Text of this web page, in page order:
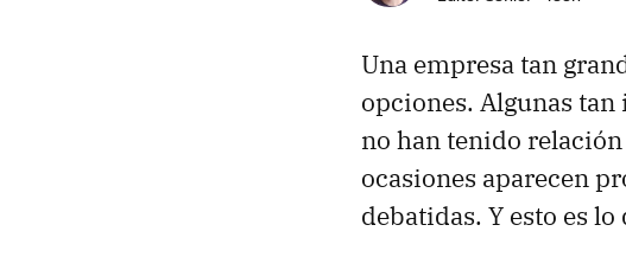
Una empresa tan
opciones. Algunas
no han tenido
ocasiones aparecen
debatidas. Y esto es